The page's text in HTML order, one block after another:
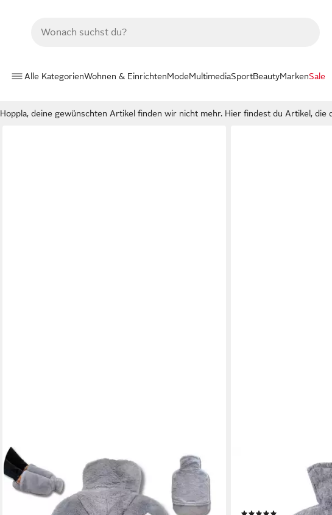
Alle KategorienWohnen & EinrichtenModeMultimediaSportBeautyMarkenSale
Hoppla, deine gewünschten Artikel finden wir nicht mehr. Hier findest du Artikel, die
Wärmflasche -
Strickbezug Filzoptik,